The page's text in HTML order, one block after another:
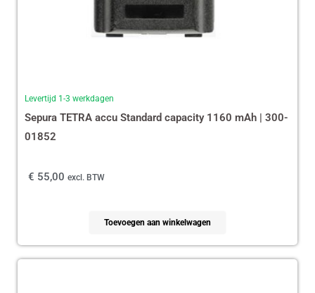
Levertijd 1-3 werkdagen
Sepura TETRA accu Standard capacity 1160 mAh | 300-
01852
€ 55,00 excl. BTW
Toevoegen aan winkelwagen